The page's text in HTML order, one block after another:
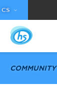
CS
COMMUNITY